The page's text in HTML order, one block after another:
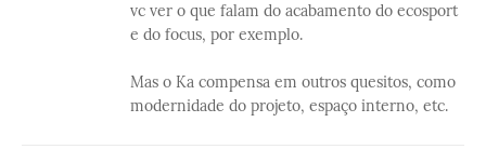
vc ver o que falam do acabamento do ecosport
e do focus, por exemplo.
Mas o Ka compensa em outros quesitos, como
modernidade do projeto, espaço interno, etc.